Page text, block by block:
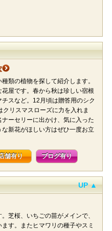
類の植物を探して紹介します。
屋です。春から秋は珍しい宿根
スなど。12月頃は贈答用のシク
リスマスローズに力を入れま
ーセリーに出かけ、気に入った
新花がほしい方はぜひ一度お立
舗有り ブログ有り
UP ▲
芝桜、いちごの苗がメインで、
す。またヒマワリの種子やスミ